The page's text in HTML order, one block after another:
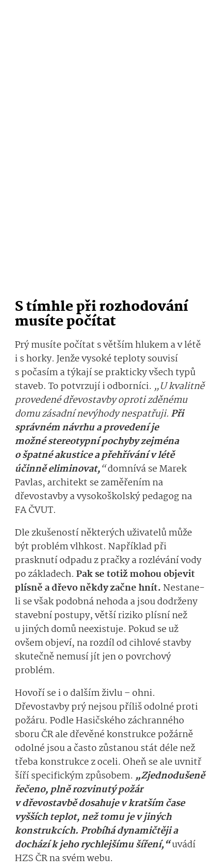
S tímhle při rozhodování
musíte počítat
Prý musíte počítat s větším hlukem a v létě
i s horky. Jenže vysoké teploty souvisí
s počasím a týkají se prakticky všech typů
staveb. To potvrzují i odborníci. „U kvalitně
provedené dřevostavby oproti zděnému
domu zásadní nevýhody nespatřuji.Při
správném návrhu a provedení je
možné stereotypní pochyby zejména
o špatné akustice a přehřívání v létě
účinně eliminovat,“domnívá se Marek
Pavlas, architekt se zaměřením na
dřevostavby a vysokoškolský pedagog na
FA ČVUT.
Dle zkušeností některých uživatelů může
být problém vlhkost. Například při
prasknutí odpadu z pračky a rozlévání vody
po základech. Pak se totiž mohou objevit
plísně a dřevo někdy začne hnít. Nestane-
li se však podobná nehoda a jsou dodrženy
stavební postupy, větší riziko plísní než
u jiných domů neexistuje. Pokud se už
ovšem objeví, na rozdíl od cihlové stavby
skutečně nemusí jít jen o povrchový
problém.
Hovoří se i o dalším živlu – ohni.
Dřevostavby prý nejsou příliš odolné proti
požáru. Podle Hasičského záchranného
sboru ČR ale dřevěné konstrukce požárně
odolné jsou a často zůstanou stát déle než
třeba konstrukce z oceli. Oheň se ale uvnitř
šíří specifickým způsobem. „Zjednodušeně
řečeno, plně rozvinutý požár
v dřevostavbě dosahuje v kratším čase
vyšších teplot, než tomu je v jiných
konstrukcích. Probíhá dynamičtěji a
dochází k jeho rychlejšímu šíření,“uvádí
HZS ČR na svém webu.